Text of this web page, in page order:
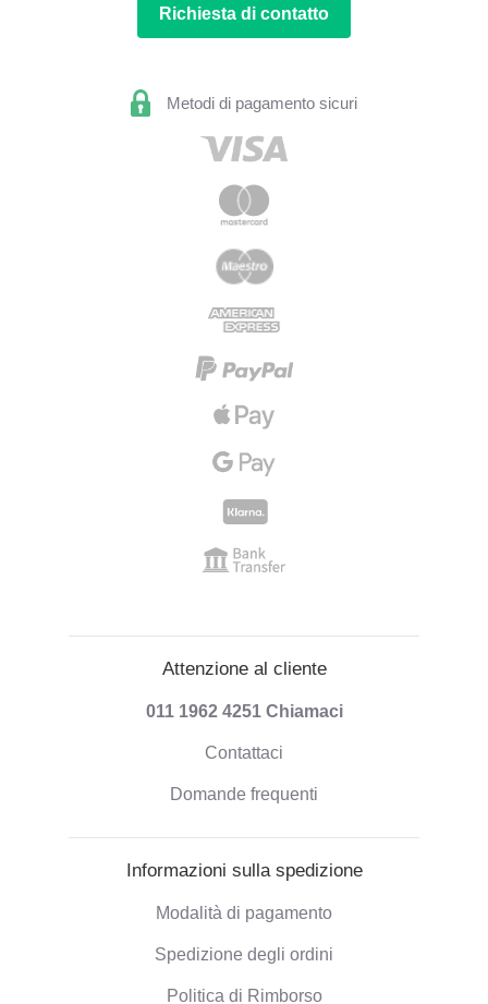
Richiesta di contatto
Metodi di pagamento sicuri
Attenzione al cliente
011 1962 4251 Chiamaci
Contattaci
Domande frequenti
Informazioni sulla spedizione
Modalità di pagamento
Spedizione degli ordini
Politica di Rimborso